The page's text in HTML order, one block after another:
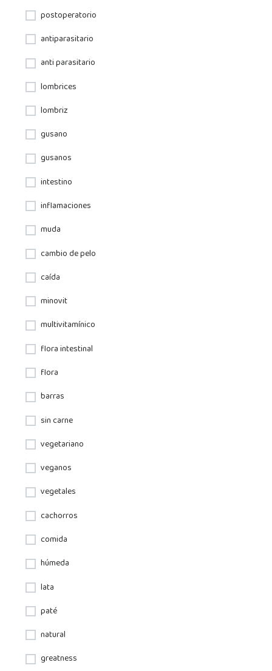
postoperatorio
antiparasitario
anti parasitario
lombrices
lombriz
gusano
gusanos
intestino
inflamaciones
muda
cambio de pelo
caída
minovit
multivitamínico
flora intestinal
flora
barras
sin carne
vegetariano
veganos
vegetales
cachorros
comida
húmeda
lata
paté
natural
greatness